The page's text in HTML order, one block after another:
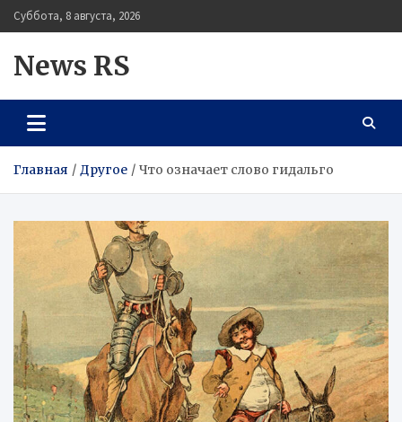
Перейти
к
Суббота, 8 августа, 2026
News RS
Главная Другое Что означает слово гидальго